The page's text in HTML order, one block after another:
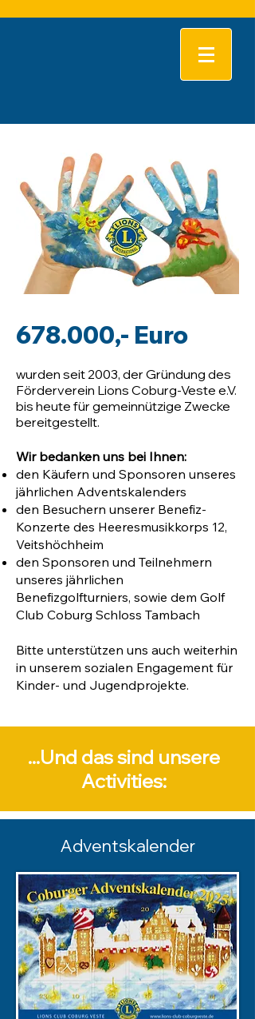
678.000,- Euro
wurden seit 2003, der Gründung des
Förderverein Lions Coburg-Veste e.V.
bis heute für gemeinnützige Zwecke
bereitgestellt.
Wir bedanken uns bei Ihnen:
den Käufern und Sponsoren unseres
jährlichen Adventskalenders
den Besuchern unserer Benefiz-
Konzerte des Heeresmusikkorps 12,
Veitshöchheim
den Sponsoren und Teilnehmern
unseres jährlichen
Benefizgolfturniers, sowie dem Golf
Club Coburg Schloss Tambach
Bitte unterstützen uns auch weiterhin
in unserem sozialen Engagement für
Kinder- und Jugendprojekte.
...Und das sind unsere
Activities:
Adventskalender